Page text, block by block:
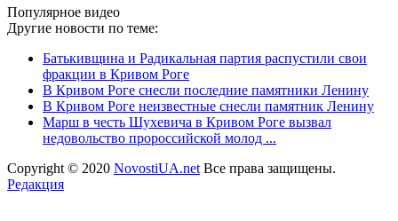
Популярное видео
Другие новости по теме:
Батькивщина и Радикальная партия распустили свои
фракции в Кривом Роге
В Кривом Роге снесли последние памятники Ленину
В Кривом Роге неизвестные снесли памятник Ленину
Марш в честь Шухевича в Кривом Роге вызвал
недовольство пророссийской молод ...
Copyright © 2020 NovostiUA.net Все права защищены.
Редакция